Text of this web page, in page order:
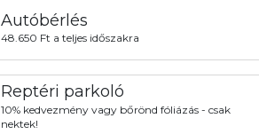
Autóbérlés
48.650 Ft a teljes időszakra
Reptéri parkoló
10% kedvezmény vagy bőrönd fóliázás - csak
nektek!